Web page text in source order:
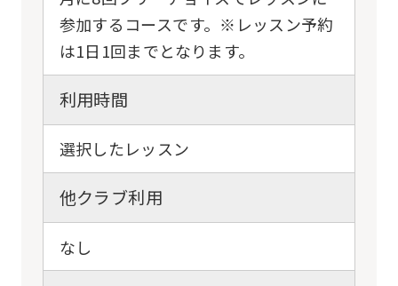
参加するコースです。※レッスン予約
は1日1回までとなります。
利用時間
選択したレッスン
他クラブ利用
なし